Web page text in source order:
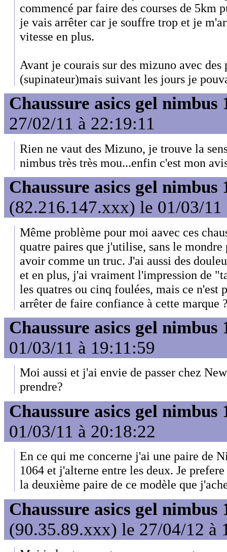
commencé par faire des courses de 5km
je vais arrêter car je souffre trop et je
vitesse en plus.
Avant je courais sur des mizuno avec
(supinateur)mais suivant les jours je
Chaussure asics gel nimbus
27/02/11 à 22:19:11
Rien ne vaut des Mizuno, je trouve la
nimbus très très mou...enfin c'est mon
Chaussure asics gel nimbus
(82.216.147.xxx) le 01/03/11
Même problème pour moi aavec ces
quatre paires que j'utilise, sans le
avoir comme un truc. J'ai aussi des
et en plus, j'ai vraiment l'impression de
les quatres ou cinq foulées, mais ce n'est
arrêter de faire confiance à cette marque
Chaussure asics gel nimbus
01/03/11 à 19:11:59
Moi aussi et j'ai envie de passer chez
prendre?
Chaussure asics gel nimbus
01/03/11 à 20:18:22
En ce qui me concerne j'ai une paire de
1064 et j'alterne entre les deux. Je
la deuxième paire de ce modèle que
Chaussure asics gel nimbus
(90.35.89.xxx) le 27/04/12 à